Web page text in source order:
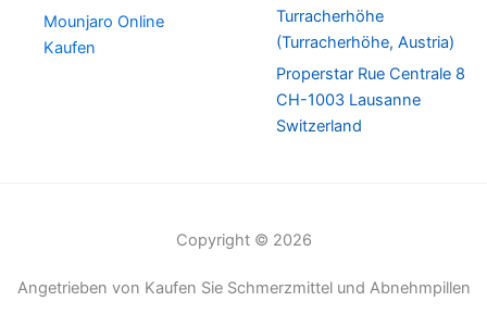
Mounjaro Online
Kaufen
Turracherhöhe
(Turracherhöhe, Austria)
Properstar Rue Centrale 8
CH-1003 Lausanne
Switzerland
Copyright © 2026
Angetrieben von Kaufen Sie Schmerzmittel und Abnehmpillen